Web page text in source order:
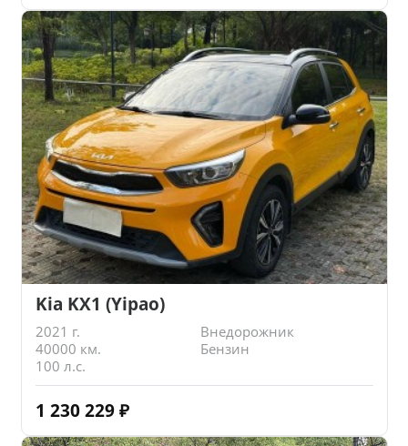
Kia KX1 (Yipao)
2021 г.
Внедорожник
40000 км.
Бензин
100 л.с.
1 230 229 ₽